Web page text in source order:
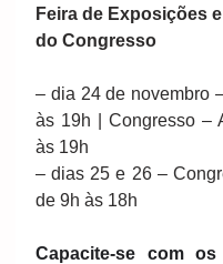
Feira de Exposições
do Congresso
– dia 24 de novembro
às 19h | Congresso –
às 19h
– dias 25 e 26 –
de 9h às 18h
Capacite-se com os